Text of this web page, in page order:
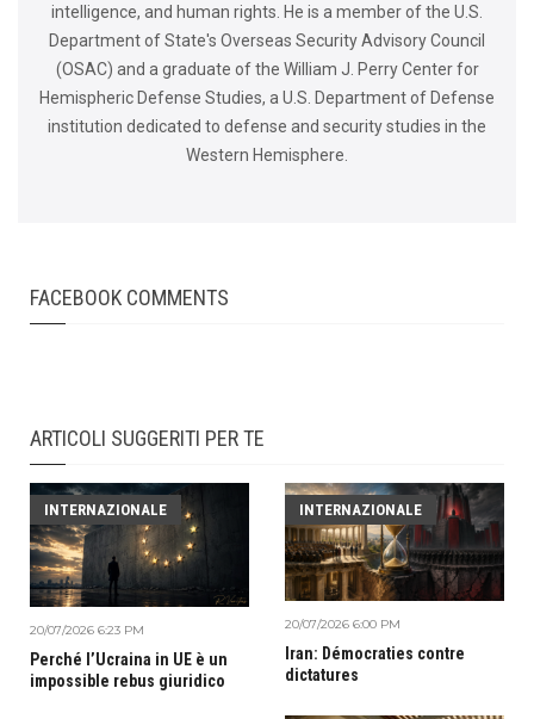
intelligence, and human rights. He is a member of the U.S.
Department of State's Overseas Security Advisory Council
(OSAC) and a graduate of the William J. Perry Center for
Hemispheric Defense Studies, a U.S. Department of Defense
institution dedicated to defense and security studies in the
Western Hemisphere.
FACEBOOK COMMENTS
ARTICOLI SUGGERITI PER TE
INTERNAZIONALE
20/07/2026 6:23 PM
Perché l’Ucraina in UE è un
impossible rebus giuridico
INTERNAZIONALE
20/07/2026 6:00 PM
Iran: Démocraties contre
dictatures